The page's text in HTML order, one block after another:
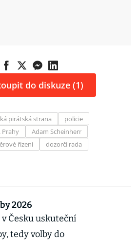
do diskuze (1)
pirátská strana
policie
Prahy
Adam Scheinherr
řízení
dozorčí rada
2026
Česku uskuteční
tedy volby do